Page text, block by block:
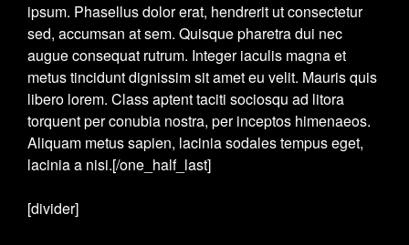
ipsum. Phasellus dolor erat, hendrerit ut consectetur
sed, accumsan at sem. Quisque pharetra dui nec
augue consequat rutrum. Integer iaculis magna et
metus tincidunt dignissim sit amet eu velit. Mauris quis
libero lorem. Class aptent taciti sociosqu ad litora
torquent per conubia nostra, per inceptos himenaeos.
Aliquam metus sapien, lacinia sodales tempus eget,
lacinia a nisi.[/one_half_last]
[divider]